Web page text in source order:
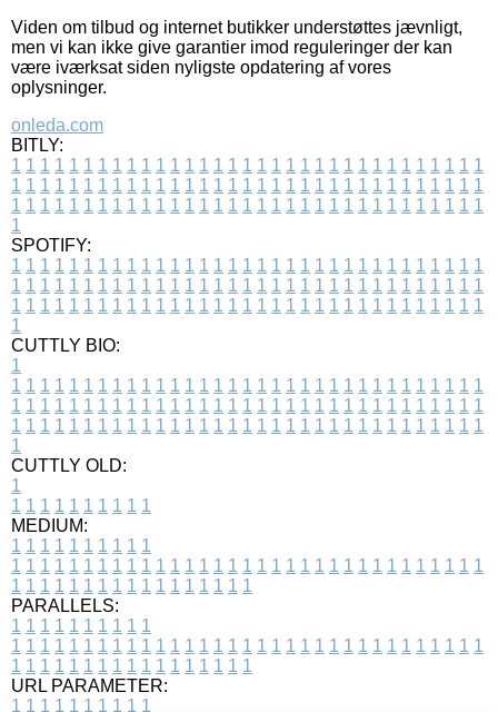
Viden om tilbud og internet butikker understøttes jævnligt,
men vi kan ikke give garantier imod reguleringer der kan
være iværksat siden nyligste opdatering af vores
oplysninger.
onleda.com
BITLY:
1 1 1 1 1 1 1 1 1 1 1 1 1 1 1 1 1 1 1 1 1 1 1 1 1 1 1 1 1 1 1 1 1
1 1 1 1 1 1 1 1 1 1 1 1 1 1 1 1 1 1 1 1 1 1 1 1 1 1 1 1 1 1 1 1 1
1 1 1 1 1 1 1 1 1 1 1 1 1 1 1 1 1 1 1 1 1 1 1 1 1 1 1 1 1 1 1 1 1
1
SPOTIFY:
1 1 1 1 1 1 1 1 1 1 1 1 1 1 1 1 1 1 1 1 1 1 1 1 1 1 1 1 1 1 1 1 1
1 1 1 1 1 1 1 1 1 1 1 1 1 1 1 1 1 1 1 1 1 1 1 1 1 1 1 1 1 1 1 1 1
1 1 1 1 1 1 1 1 1 1 1 1 1 1 1 1 1 1 1 1 1 1 1 1 1 1 1 1 1 1 1 1 1
1
CUTTLY BIO:
1
1 1 1 1 1 1 1 1 1 1 1 1 1 1 1 1 1 1 1 1 1 1 1 1 1 1 1 1 1 1 1 1 1
1 1 1 1 1 1 1 1 1 1 1 1 1 1 1 1 1 1 1 1 1 1 1 1 1 1 1 1 1 1 1 1 1
1 1 1 1 1 1 1 1 1 1 1 1 1 1 1 1 1 1 1 1 1 1 1 1 1 1 1 1 1 1 1 1 1
1
CUTTLY OLD:
1
1 1 1 1 1 1 1 1 1 1
MEDIUM:
1 1 1 1 1 1 1 1 1 1
1 1 1 1 1 1 1 1 1 1 1 1 1 1 1 1 1 1 1 1 1 1 1 1 1 1 1 1 1 1 1 1 1
1 1 1 1 1 1 1 1 1 1 1 1 1 1 1 1 1
PARALLELS:
1 1 1 1 1 1 1 1 1 1
1 1 1 1 1 1 1 1 1 1 1 1 1 1 1 1 1 1 1 1 1 1 1 1 1 1 1 1 1 1 1 1 1
1 1 1 1 1 1 1 1 1 1 1 1 1 1 1 1 1
URL PARAMETER:
1 1 1 1 1 1 1 1 1 1